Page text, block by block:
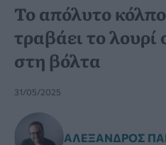
Το απόλυτο
τραβάει το
στη βόλτα
31/05/2025
ΑΛΈΞΑΝΔΡΟΣ